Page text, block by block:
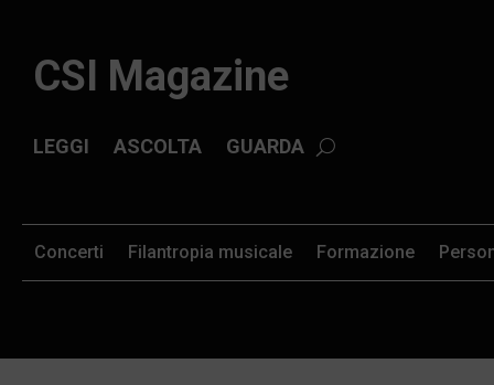
CSI Magazine
ASCOLTA GUARDA
LEGGI
Formazione
Concerti Filantropia musicale